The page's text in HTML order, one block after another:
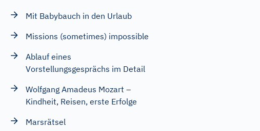
Mit Babybauch in den Urlaub
Missions (sometimes) impossible
Ablauf eines
Vorstellungsgesprächs im Detail
Wolfgang Amadeus Mozart –
Kindheit, Reisen, erste Erfolge
Marsrätsel